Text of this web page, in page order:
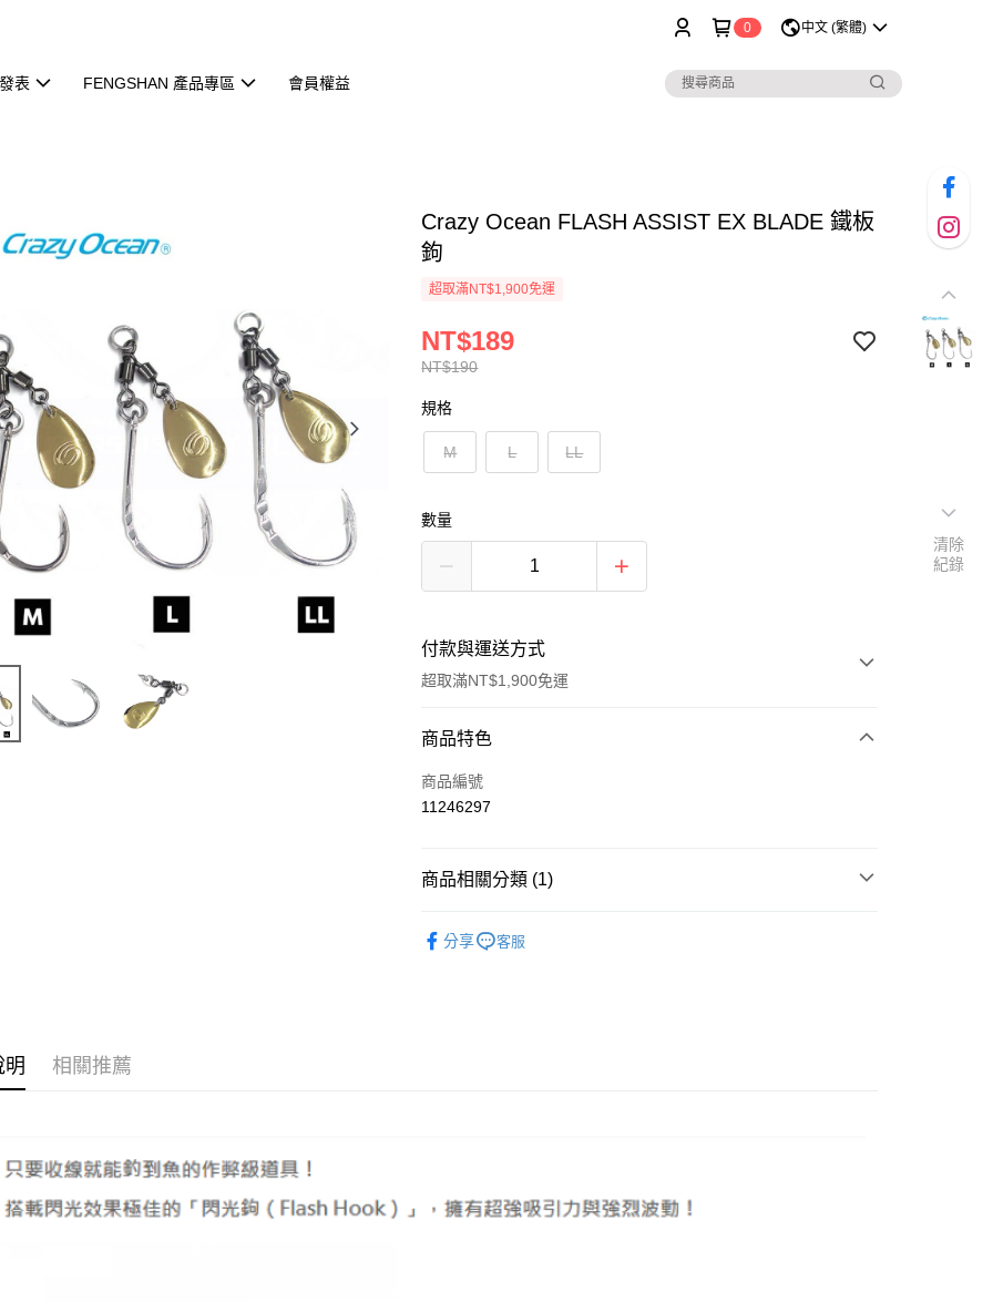
0 中文 (繁體)
表 FENGSHAN 產品專區 會員權益
Crazy Ocean FLASH ASSIST EX BLADE 鐵板
鉤
超取滿NT$1,900免運
NT$190
NT$189
規格
M L LL
數量
付款與運送方式
超取滿NT$1,900免運
付款方式
信用卡一次付款
街口支付
每筆NT$60，滿NT$1,900(含以上)免運費
商品特色
商品編號
11246297
商品相關分類 (1)
分享
客服
明 相關推薦
清除
紀錄